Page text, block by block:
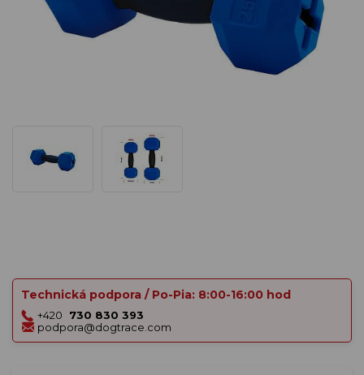
Technická podpora / Po-Pia: 8:00-16:00 hod
+420
730 830 393
podpora@dogtrace.com